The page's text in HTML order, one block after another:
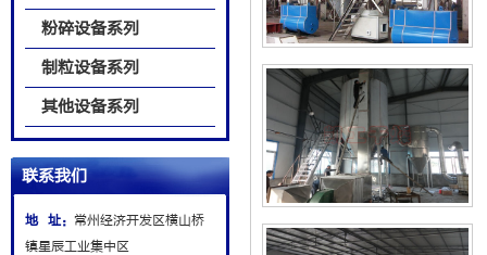
粉碎设备系列
制粒设备系列
其他设备系列
联系我们
地 址： 常州经济开发区横山桥
镇星辰工业集中区